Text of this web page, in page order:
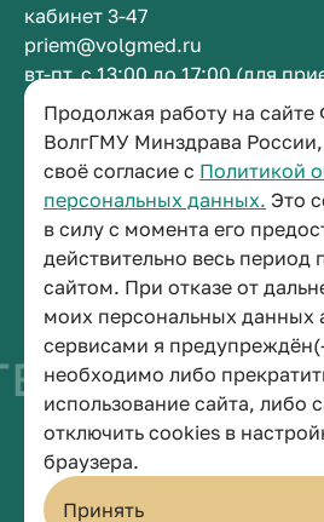
Продолжая работу на
ВолгГМУ Минздрава
своё согласие с Политикой
персональных данных. Это
в силу с момента его
действительно весь период
сайтом. При отказе от
моих персональных данных
сервисами я
необходимо либо
использование сайта, либо
отключить cookies в
браузера.
Принять
кабинет 3-47
priem@volgmed.ru
вт-пт, с 13:00 до 17:00 (для
Приемная ректора
+7 (8442) 38-50-05
г. Волгоград, площадь
кабинет 3-11
post@volgmed.ru
пн-пт, с 08.30 до 17.00
быть
© 2026 Волгоградский государственный
Политика конфиденциальности
Политика по обработке персональных